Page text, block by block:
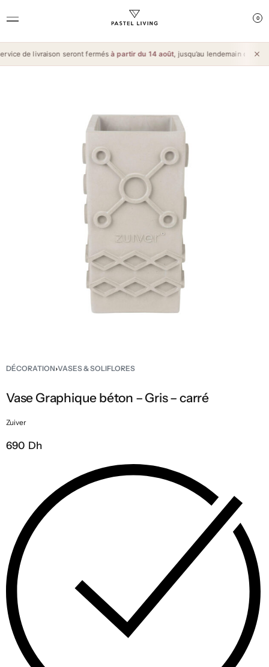
0
de livraison seront fermésà partir du 14 août, jusqu’au lendemain de l’ Aïd
DÉCORATION›VASES & SOLIFLORES
Vase Graphique béton – Gris – carré
Zuiver
690 Dh